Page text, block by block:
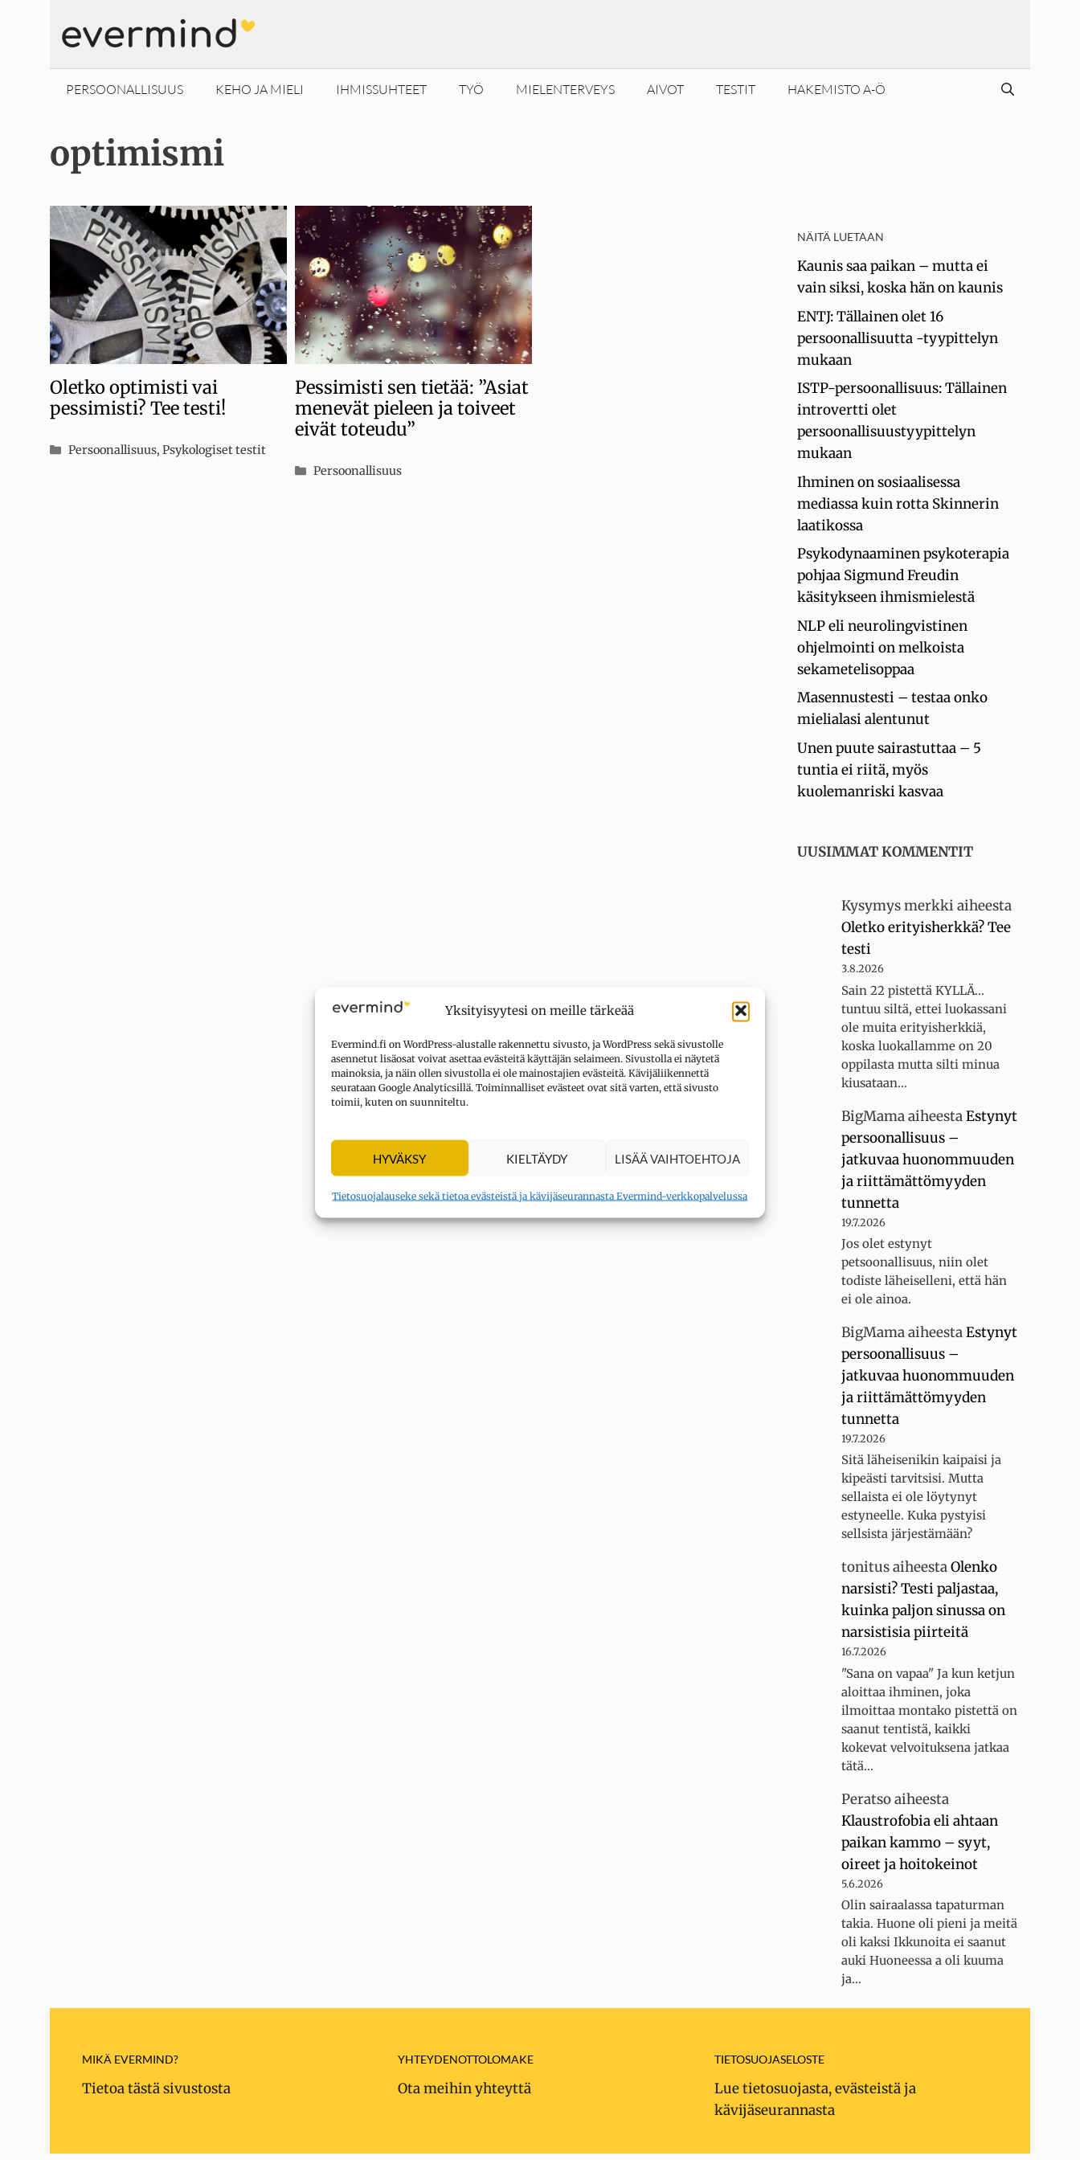
Yksityisyytesi on meille tärkeää
Evermind.fi on WordPress-alustalle rakennettu sivusto, ja WordPress sekä sivustolle
asennetut lisäosat voivat asettaa evästeitä käyttäjän selaimeen. Sivustolla ei näytetä
mainoksia, ja näin ollen sivustolla ei ole mainostajien evästeitä. Kävijäliikennettä
seurataan Google Analyticsillä. Toiminnalliset evästeet ovat sitä varten, että sivusto
toimii, kuten on suunniteltu.
HYVÄKSY KIELTÄYDY LISÄÄ VAIHTOEHTOJA
Tietosuojalauseke sekä tietoa evästeistä ja kävijäseurannasta Evermind-verkkopalvelussa
sisältöön
PERSOONALLISUUS KEHO JA MIELI IHMISSUHTEET TYÖ MIELENTERVEYS AIVOT TESTIT HAKEMISTO A-Ö
optimismi
Oletko optimisti vai
pessimisti? Tee testi!
Kategoriat
Persoonallisuus,Psykologiset testit
Pessimisti sen tietää: ”Asiat
menevät pieleen ja toiveet
eivät toteudu”
Kategoriat
Persoonallisuus
NÄITÄ LUETAAN
Kaunis saa paikan – mutta ei
vain siksi, koska hän on kaunis
ENTJ: Tällainen olet 16
persoonallisuutta -tyypittelyn
mukaan
ISTP-persoonallisuus: Tällainen
introvertti olet
persoonallisuustyypittelyn
mukaan
Ihminen on sosiaalisessa
mediassa kuin rotta Skinnerin
laatikossa
Psykodynaaminen psykoterapia
pohjaa Sigmund Freudin
käsitykseen ihmismielestä
NLP eli neurolingvistinen
ohjelmointi on melkoista
sekametelisoppaa
Masennustesti – testaa onko
mielialasi alentunut
Unen puute sairastuttaa – 5
tuntia ei riitä, myös
kuolemanriski kasvaa
UUSIMMAT KOMMENTIT
Kysymys merkki aiheesta
Oletko erityisherkkä? Tee
testi
3.8.2026
Sain 22 pistettä KYLLÄ...
tuntuu siltä, ettei luokassani
ole muita erityisherkkiä,
koska luokallamme on 20
oppilasta mutta silti minua
kiusataan…
BigMamaaiheestaEstynyt
persoonallisuus –
jatkuvaa huonommuuden
ja riittämättömyyden
tunnetta
19.7.2026
Jos olet estynyt
petsoonallisuus, niin olet
todiste läheiselleni, että hän
ei ole ainoa.
BigMamaaiheestaEstynyt
persoonallisuus –
jatkuvaa huonommuuden
ja riittämättömyyden
tunnetta
19.7.2026
Sitä läheisenikin kaipaisi ja
kipeästi tarvitsisi. Mutta
sellaista ei ole löytynyt
estyneelle. Kuka pystyisi
sellsista järjestämään?
tonitusaiheestaOlenko
narsisti? Testi paljastaa,
kuinka paljon sinussa on
narsistisia piirteitä
16.7.2026
"Sana on vapaa" Ja kun ketjun
aloittaa ihminen, joka
ilmoittaa montako pistettä on
saanut tentistä, kaikki
kokevat velvoituksena jatkaa
tätä…
Peratsoaiheesta
Klaustrofobia eli ahtaan
paikan kammo – syyt,
oireet ja hoitokeinot
5.6.2026
Olin sairaalassa tapaturman
takia. Huone oli pieni ja meitä
oli kaksi Ikkunoita ei saanut
auki Huoneessa a oli kuuma
ja…
MIKÄ EVERMIND?
Tietoa tästä sivustosta
YHTEYDENOTTOLOMAKE
Ota meihin yhteyttä
TIETOSUOJASELOSTE
Lue tietosuojasta, evästeistä ja
kävijäseurannasta